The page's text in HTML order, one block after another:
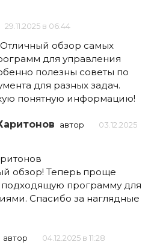
29.11.2025 в 06:44
обзор самых
для управления
полезны советы по
для разных задач.
понятную информацию!
автор
03.12.2025
обзор! Теперь проще
подходящую программу для
Спасибо за наглядные
автор 04.12.2025 в 11:28